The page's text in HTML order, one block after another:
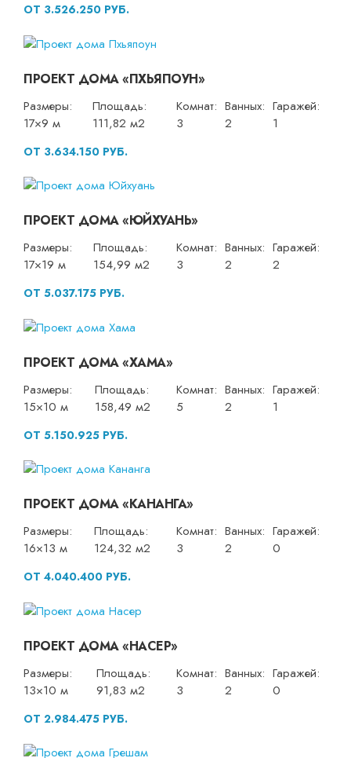
ОТ 3.526.250 РУБ.
ПРОЕКТ ДОМА «ПХЬЯПОУН»
Размеры:
17×9 м
Площадь:
111,82 м2
Комнат:
3
Ванных:
2
Гаражей:
1
ОТ 3.634.150 РУБ.
ПРОЕКТ ДОМА «ЮЙХУАНЬ»
Размеры:
17×19 м
Площадь:
154,99 м2
Комнат:
3
Ванных:
2
Гаражей:
2
ОТ 5.037.175 РУБ.
ПРОЕКТ ДОМА «ХАМА»
Размеры:
15×10 м
Площадь:
158,49 м2
Комнат:
5
Ванных:
2
Гаражей:
1
ОТ 5.150.925 РУБ.
ПРОЕКТ ДОМА «КАНАНГА»
Размеры:
16×13 м
Площадь:
124,32 м2
Комнат:
3
Ванных:
2
Гаражей:
0
ОТ 4.040.400 РУБ.
ПРОЕКТ ДОМА «НАСЕР»
Размеры:
13×10 м
Площадь:
91,83 м2
Комнат:
3
Ванных:
2
Гаражей:
0
ОТ 2.984.475 РУБ.